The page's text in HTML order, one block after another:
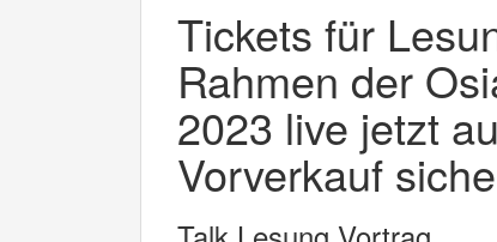
Tickets für
Rahmen der
2023 live jetzt
Vorverkauf